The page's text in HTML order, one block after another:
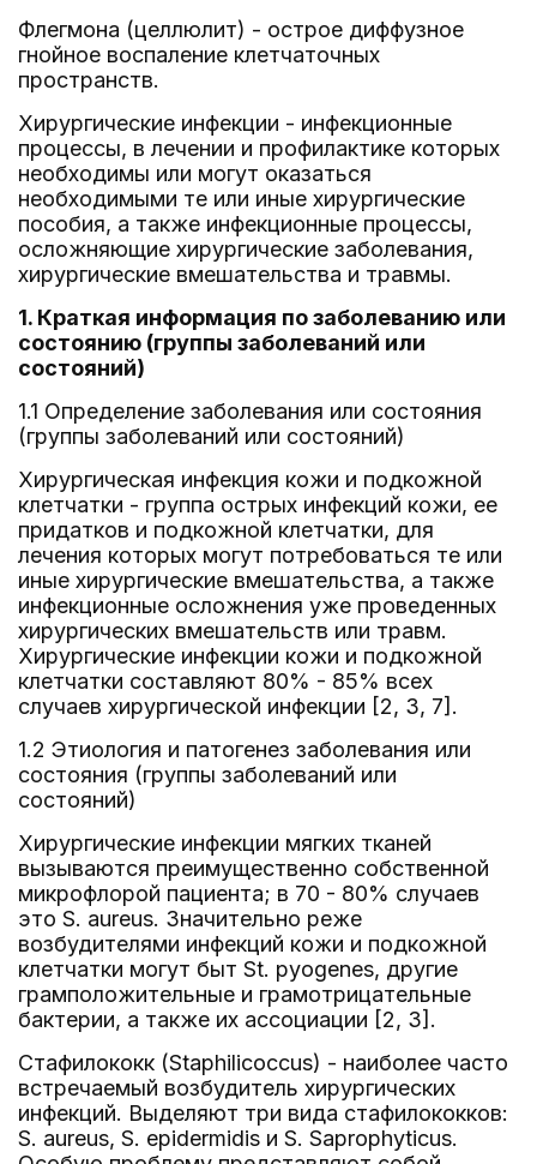
Флегмона (целлюлит) - острое диффузное
гнойное воспаление клетчаточных
пространств.
Хирургические инфекции - инфекционные
процессы, в лечении и профилактике которых
необходимы или могут оказаться
необходимыми те или иные хирургические
пособия, а также инфекционные процессы,
осложняющие хирургические заболевания,
хирургические вмешательства и травмы.
1. Краткая информация по заболеванию или
состоянию (группы заболеваний или
состояний)
1.1 Определение заболевания или состояния
(группы заболеваний или состояний)
Хирургическая инфекция кожи и подкожной
клетчатки - группа острых инфекций кожи, ее
придатков и подкожной клетчатки, для
лечения которых могут потребоваться те или
иные хирургические вмешательства, а также
инфекционные осложнения уже проведенных
хирургических вмешательств или травм.
Хирургические инфекции кожи и подкожной
клетчатки составляют 80% - 85% всех
случаев хирургической инфекции [2, 3, 7].
1.2 Этиология и патогенез заболевания или
состояния (группы заболеваний или
состояний)
Хирургические инфекции мягких тканей
вызываются преимущественно собственной
микрофлорой пациента; в 70 - 80% случаев
это S. aureus. Значительно реже
возбудителями инфекций кожи и подкожной
клетчатки могут быт St. pyogenes, другие
грамположительные и грамотрицательные
бактерии, а также их ассоциации [2, 3].
Стафилококк (Staphilicoccus) - наиболее часто
встречаемый возбудитель хирургических
инфекций. Выделяют три вида стафилококков:
S. aureus, S. epidermidis и S. Saprophyticus.